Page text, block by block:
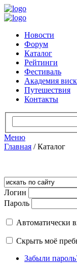
Новости
Форум
Каталог
Рейтинги
Фестиваль
Академия
Путешествия
Контакты
Меню
Главная /Каталог
Логин
Пароль
Автоматически
Скрыть моё
Забыли